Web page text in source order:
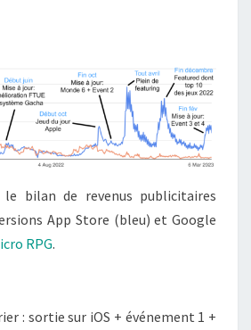
le bilan de revenus publicitaires
App Store (bleu) et Google
RPG.
: sortie sur iOS + événement 1 +